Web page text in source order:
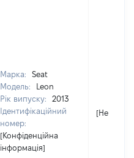
Марка:
Seat
Модель:
Leon
Рік випуску:
2013
Ідентифікаційний
номер:
[Конфіденційна
інформація]
[Не